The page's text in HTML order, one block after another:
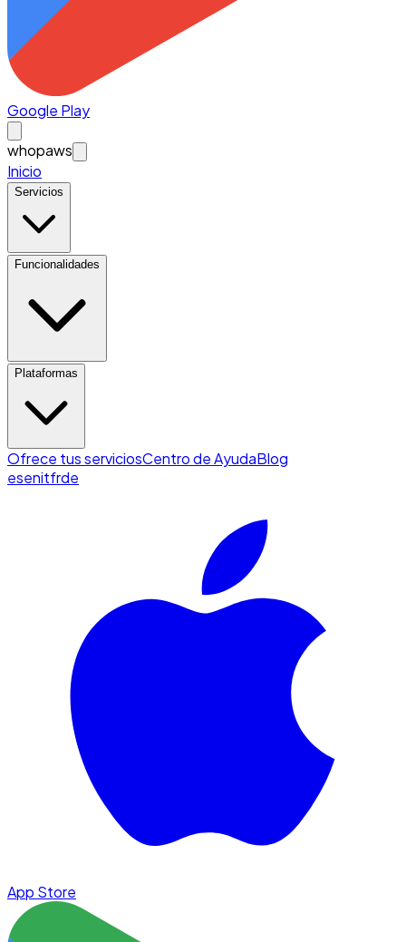
Google Play
whopaws
Inicio
Servicios
Funcionalidades
Plataformas
Ofrece tus serviciosCentro de AyudaBlog
esenitfrde
App Store